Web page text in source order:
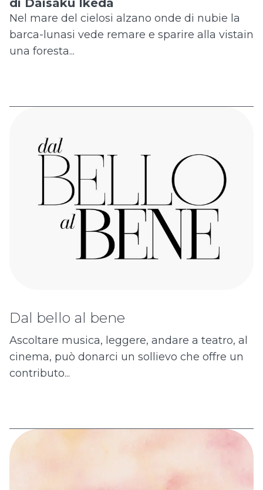
di Daisaku Ikeda
Nel mare del cielosi alzano onde di nubie la
barca-lunasi vede remare e sparire alla vistain
una foresta...
Dal bello al bene
Ascoltare musica, leggere, andare a teatro, al
cinema, può donarci un sollievo che offre un
contributo...